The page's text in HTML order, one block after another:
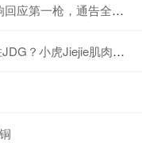
全球，断的就是特朗普退路
小虎Jiejie肌肉记忆揭秘